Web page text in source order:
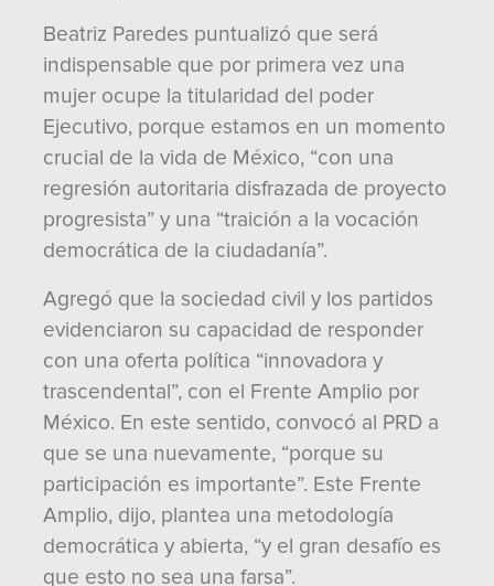
Beatriz Paredes puntualizó que será
indispensable que por primera vez una
mujer ocupe la titularidad del poder
Ejecutivo, porque estamos en un momento
crucial de la vida de México, “con una
regresión autoritaria disfrazada de proyecto
progresista” y una “traición a la vocación
democrática de la ciudadanía”.
Agregó que la sociedad civil y los partidos
evidenciaron su capacidad de responder
con una oferta política “innovadora y
trascendental”, con el Frente Amplio por
México. En este sentido, convocó al PRD a
que se una nuevamente, “porque su
participación es importante”. Este Frente
Amplio, dijo, plantea una metodología
democrática y abierta, “y el gran desafío es
que esto no sea una farsa”.